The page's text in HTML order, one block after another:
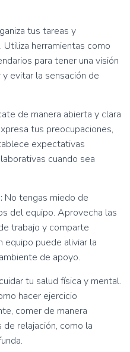
tus tareas y
herramientas como
para tener una visión
evitar la sensación de
de manera abierta y clara
tus preocupaciones,
expectativas
cuando sea
No tengas miedo de
del equipo. Aprovecha las
trabajo y comparte
equipo puede aliviar la
de apoyo.
tu salud física y mental.
hacer ejercicio
comer de manera
relajación, como la